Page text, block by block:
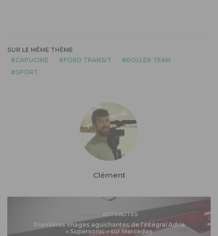
SUR LE MÊME THÈME
CAPUCINE
FORD TRANSIT
ROLLER TEAM
SPORT
Clément
ACTUALITÉS
Premières images aguichantes de l’intégral Adria
« Supersonic » sur Mercedes